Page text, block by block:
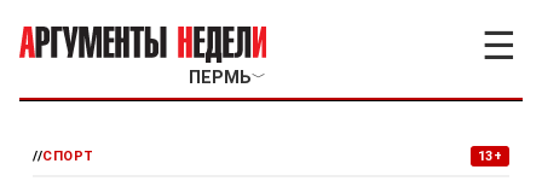
ПЕРМЬ﹀
☰
//СПОРТ 13+